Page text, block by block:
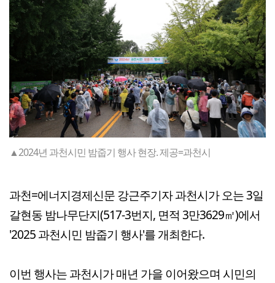
▲2024년 과천시민 밤줍기 행사 현장. 제공=과천시
과천=에너지경제신문 강근주기자 과천시가 오는 3일
갈현동 밤나무단지(517-3번지, 면적 3만3629㎡)에서
'2025 과천시민 밤줍기 행사'를 개최한다.
이번 행사는 과천시가 매년 가을 이어왔으며 시민의